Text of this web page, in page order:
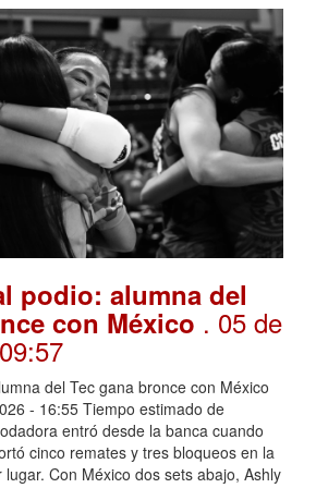
podio: alumna del
con México . 05 de
del Tec gana bronce con México
- 16:55 Tiempo estimado de
entró desde la banca cuando
cinco remates y tres bloqueos en la
Con México dos sets abajo, Ashly